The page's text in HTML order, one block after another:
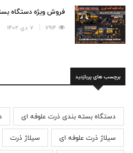
فروش ویژه دستگاه
7914 7 دی 1402
برچسب های پربازدید
دستگاه بسته بندی ذرت علوفه ای
سیلاژ ذرت علوفه ای
سیلاژ ذرت